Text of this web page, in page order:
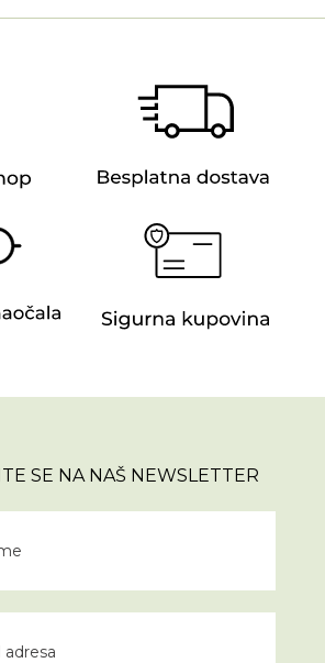
SE NA NAŠ NEWSLETTER